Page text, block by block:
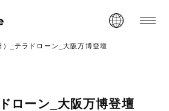
）_テラドローン_大阪万博登壇
ローン_大阪万博登壇